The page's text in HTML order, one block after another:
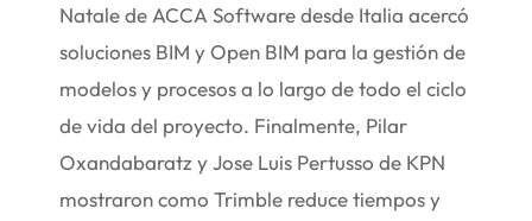
Natale de ACCA Software desde Italia acercó
soluciones BIM y Open BIM para la gestión de
modelos y procesos a lo largo de todo el ciclo
de vida del proyecto. Finalmente, Pilar
Oxandabaratz y Jose Luis Pertusso de KPN
mostraron como Trimble reduce tiempos y